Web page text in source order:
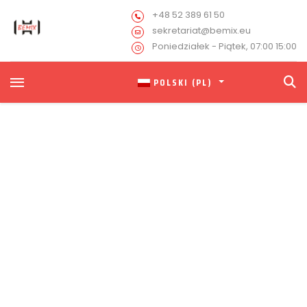
+48 52 389 61 50
sekretariat@bemix.eu
Poniedziałek - Piątek, 07:00 15:00
POLSKI (PL)